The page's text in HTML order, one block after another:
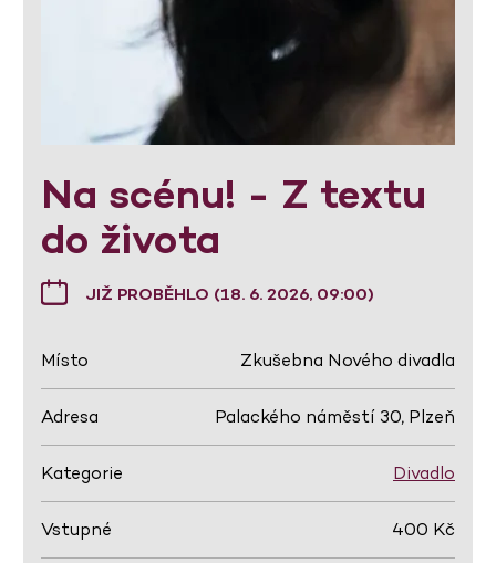
Na scénu! - Z textu
do života
JIŽ PROBĚHLO (18. 6. 2026, 09:00)
Místo Zkušebna Nového divadla
Adresa Palackého náměstí 30, Plzeň
Kategorie Divadlo
Vstupné 400 Kč